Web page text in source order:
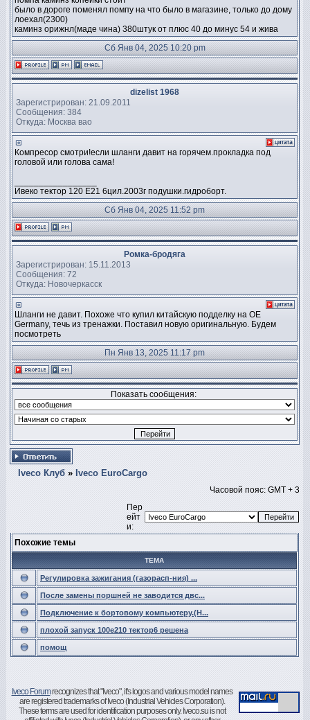
было в дороге поменял помпу на что было в магазине, только до дому
лоехал(2300)
каминз орижнл(маде чина) 380штук от плюс 40 до минус 54 и жива
Сб Янв 04, 2025 10:20 pm
dizelist 1968
Зарегистрирован: 21.09.2011
Сообщения: 384
Откуда: Москва вао
Компресор смотри!если шланги давит на горячем.прокладка под
головой или голова сама!
Ивеко тектор 120 Е21 6цил.2003г подушки.гидроборт.
Сб Янв 04, 2025 11:52 pm
Ромка-бродяга
Зарегистрирован: 15.11.2013
Сообщения: 72
Откуда: Новочеркасск
Шланги не давит. Похоже что купил китайскую подделку на OE
Germany, течь из тренажки. Поставил новую оригинальную. Будем
посмотреть
Пн Янв 13, 2025 11:17 pm
Показать сообщения:
Iveco Клуб » Iveco EuroCargo
Часовой пояс: GMT + 3
Пер
ейт
и:
Похожие темы
ТЕМА
Регулировка зажигания (газорасп-ния) ...
После замены поршней не заводится двс...
Подключение к бортовому компьютеру.(Н...
плохой запуск 100е210 тектор6 решена
помощ
Iveco Forumrecognizes that "Iveco", it's logos and various model names
are registered trademarks of Iveco (Industrial Vehicles Corporation).
These terms are used for identification purposes only. Iveco.su is not